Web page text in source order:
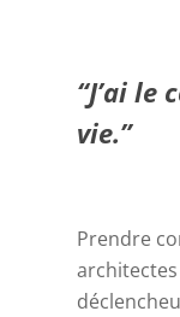
“J’ai le
vie.”
Prendre